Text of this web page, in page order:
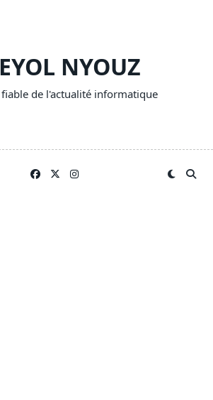
NYOUZ
fiable de l'actualité informatique